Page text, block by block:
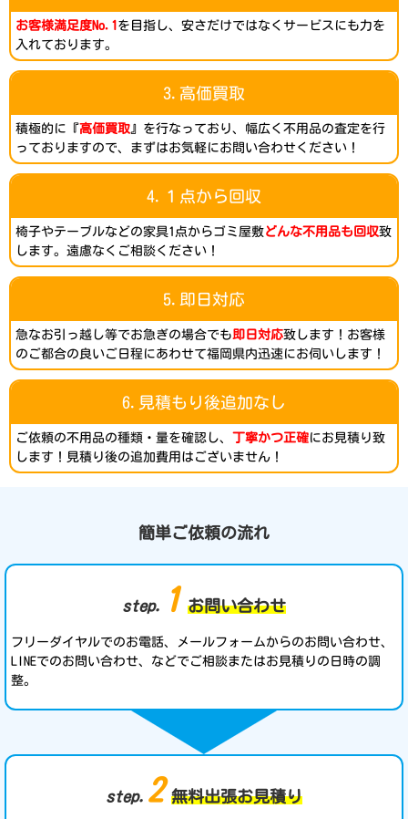
お客様満足度No.1 を目指し、安さだけではなくサービスにも力を
入れております。
3.高価買取
積極的に『高価買取』を行なっており、幅広く不用品の査定を行
っておりますので、まずはお気軽にお問い合わせください！
4.１点から回収
椅子やテーブルなどの家具1点からゴミ屋敷どんな不用品も回収致
します。遠慮なくご相談ください！
5.即日対応
急なお引っ越し等でお急ぎの場合でも即日対応致します！お客様
のご都合の良いご日程にあわせて福岡県内迅速にお伺いします！
6.見積もり後追加なし
ご依頼の不用品の種類・量を確認し、 丁寧かつ正確にお見積り致
します！見積り後の追加費用はございません！
簡単ご依頼の流れ
step. 1 お問い合わせ
フリーダイヤルでのお電話、メールフォームからのお問い合わせ、
LINEでのお問い合わせ、などでご相談またはお見積りの日時の調
整。
step. 2 無料出張お見積り